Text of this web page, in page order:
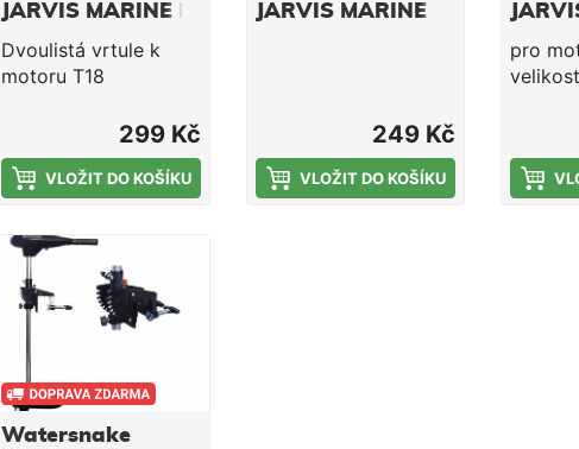
JARVIS MARINE k
motoru T18
Dvoulistá vrtule k
motoru T18
299 Kč
VLOŽIT DO KOŠÍKU
JARVIS MARINE
249 Kč
VLOŽIT DO KOŠÍKU
pro
Watersnake